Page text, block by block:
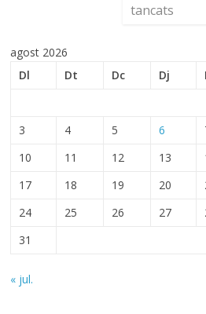
tancats
agost 2026
Dl
Dt Dc Dj
3
4 5 6
10
11 12 13
17
18 19 20
24
25 26 27
31
« jul.